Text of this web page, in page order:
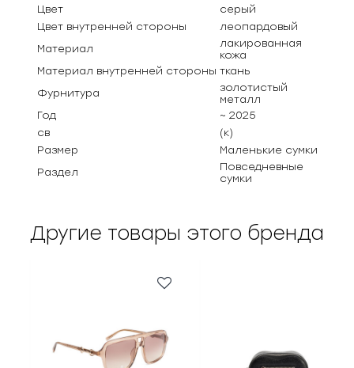
Цвет
серый
Цвет внутренней стороны
леопардовый
Материал
лакированная
кожа
Материал внутренней стороны ткань
Фурнитура
золотистый
металл
Год
~ 2025
св
(к)
Размер
Маленькие сумки
Раздел
Повседневные
сумки
Другие товары этого бренда